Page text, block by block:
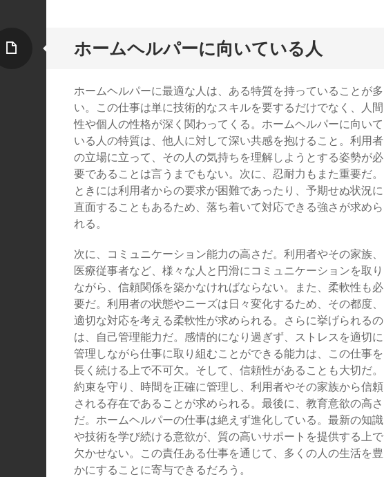
ホームヘルパーに向いている人
ホームヘルパーに最適な人は、ある特質を持っていることが多
い。この仕事は単に技術的なスキルを要するだけでなく、人間
性や個人の性格が深く関わってくる。ホームヘルパーに向いて
いる人の特質は、他人に対して深い共感を抱けること。利用者
の立場に立って、その人の気持ちを理解しようとする姿勢が必
要であることは言うまでもない。次に、忍耐力もまた重要だ。
ときには利用者からの要求が困難であったり、予期せぬ状況に
直面することもあるため、落ち着いて対応できる強さが求めら
れる。
次に、コミュニケーション能力の高さだ。利用者やその家族、
医療従事者など、様々な人と円滑にコミュニケーションを取り
ながら、信頼関係を築かなければならない。また、柔軟性も必
要だ。利用者の状態やニーズは日々変化するため、その都度、
適切な対応を考える柔軟性が求められる。さらに挙げられるの
は、自己管理能力だ。感情的になり過ぎず、ストレスを適切に
管理しながら仕事に取り組むことができる能力は、この仕事を
長く続ける上で不可欠。そして、信頼性があることも大切だ。
約束を守り、時間を正確に管理し、利用者やその家族から信頼
される存在であることが求められる。最後に、教育意欲の高さ
だ。ホームヘルパーの仕事は絶えず進化している。最新の知識
や技術を学び続ける意欲が、質の高いサポートを提供する上で
欠かせない。この責任ある仕事を通じて、多くの人の生活を豊
かにすることに寄与できるだろう。